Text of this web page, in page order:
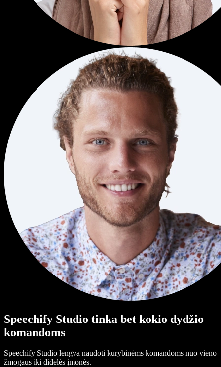
Speechify Studio tinka bet kokio dydžio
komandoms
Speechify Studio lengva naudoti kūrybinėms komandoms nuo vieno
žmogaus iki didelės įmonės.